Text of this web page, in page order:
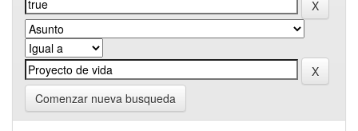
Comenzar nueva busqueda